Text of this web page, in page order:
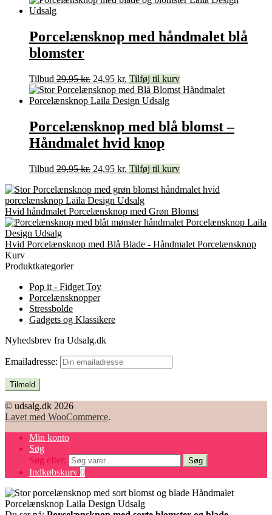
Porcelænsknop med håndmalet blå
blomster
Tilbud 29,95kr. 24,95 kr. Tilføj til kurv
Porcelænsknop med blå blomst –
Håndmalet hvid knop
Tilbud 29,95kr. 24,95 kr. Tilføj til kurv
Hvid håndmalet Porcelænsknop med Grøn Blomst
Hvid Porcelænsknop med Blå Blade - Håndmalet Porcelænsknop
Kurv
Produktkategorier
Pop it - Fidget Toy
Porcelænsknopper
Stressbolde
Gadgets og Klassikere
Nyhedsbrev fra Udsalg.dk
Emailadresse:
© udsalg.dk 2026
Lavet med WooCommerce.
Min konto
Søg
Søg efter:
Søg
Indkøbskurv 0